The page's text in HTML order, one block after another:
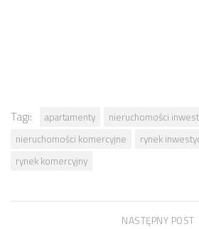
Tagi: apartamenty
nieruchomości
nieruchomości komercyjne
rynek
rynek komercyjny
NASTĘPNY POST